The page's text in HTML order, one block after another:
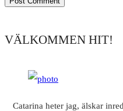
VÄLKOMMEN HIT!
Catarina heter jag, älskar